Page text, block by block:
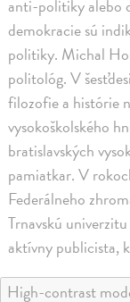
anti-politiky alebo
demokracie sú
politiky. Michal
politológ. V
filozofie a histórie
vysokoškolského
bratislavských
pamiatkar. V
Federálneho
Trnavskú
aktívny publicista,
High-contrast